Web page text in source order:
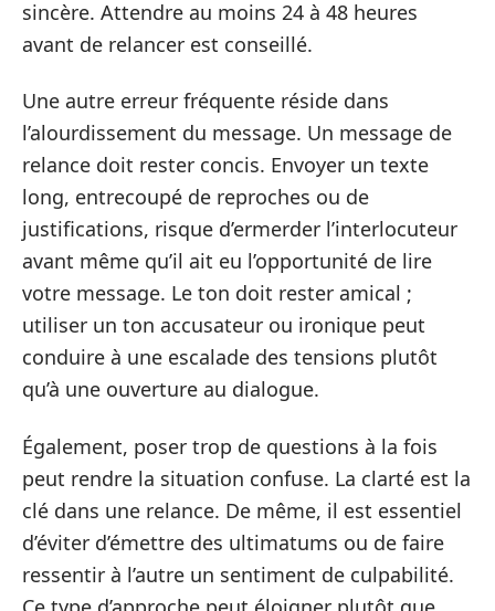
sincère. Attendre au moins 24 à 48 heures
avant de relancer est conseillé.
Une autre erreur fréquente réside dans
l’alourdissement du message. Un message de
relance doit rester concis. Envoyer un texte
long, entrecoupé de reproches ou de
justifications, risque d’ermerder l’interlocuteur
avant même qu’il ait eu l’opportunité de lire
votre message. Le ton doit rester amical ;
utiliser un ton accusateur ou ironique peut
conduire à une escalade des tensions plutôt
qu’à une ouverture au dialogue.
Également, poser trop de questions à la fois
peut rendre la situation confuse. La clarté est la
clé dans une relance. De même, il est essentiel
d’éviter d’émettre des ultimatums ou de faire
ressentir à l’autre un sentiment de culpabilité.